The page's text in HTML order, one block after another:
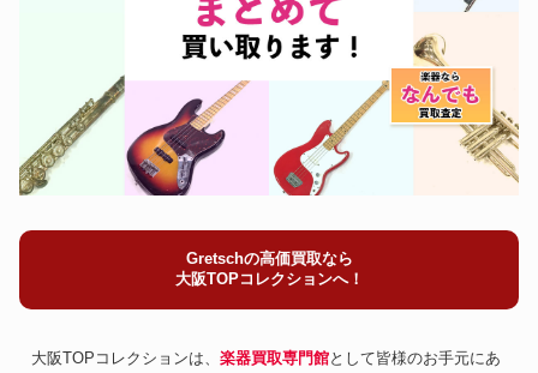
Gretschの高価買取なら
大阪TOPコレクションへ！
大阪TOPコレクションは、 楽器買取専門館として皆様のお手元にあ